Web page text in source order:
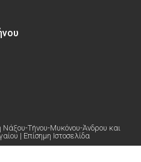
Τήνου-Μυκόνου-Άνδρου και
| Επίσημη Ιστοσελίδα